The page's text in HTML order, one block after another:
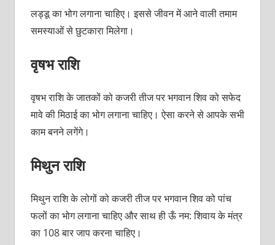
लड्डू का भोग लगाना चाहिए। इससे जीवन में आने वाली तमाम
समस्याओं से छुटकारा मिलेगा।
वृषभ राशि
वृषभ राशि के जातकों को कजरी तीज पर भगवान शिव को सफेद
मावे की मिठाई का भोग लगाना चाहिए। ऐसा करने से आपके सभी
काम बनने लगेंगे।
मिथुन राशि
मिथुन राशि के लोगों को कजरी तीज पर भगवान शिव को पांच
फलों का भोग लगाना चाहिए और साथ ही ऊँ नम: शिवाय के मंत्र
का 108 बार जाप करना चाहिए।